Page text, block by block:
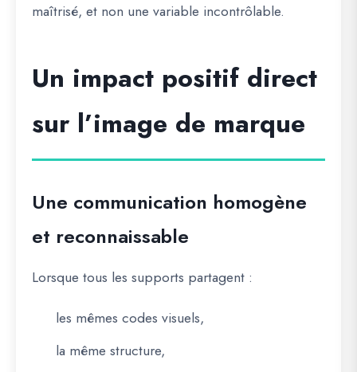
maîtrisé, et non une variable incontrôlable.
Un impact positif direct
sur l’image de marque
Une communication homogène
et reconnaissable
Lorsque tous les supports partagent :
les mêmes codes visuels,
la même structure,